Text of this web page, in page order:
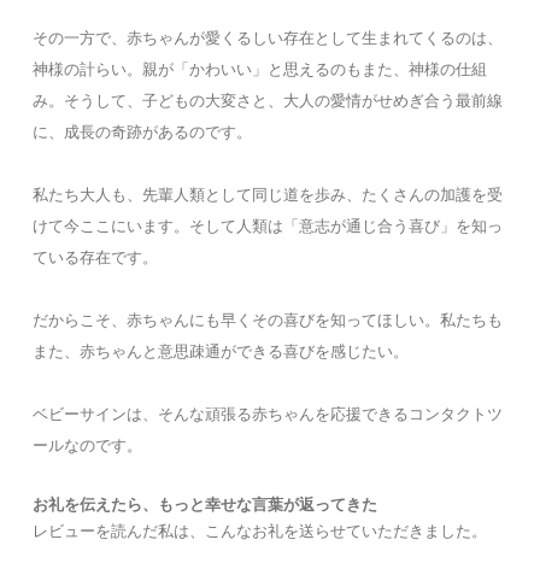
その一方で、赤ちゃんが愛くるしい存在として生まれてくるのは、
神様の計らい。親が「かわいい」と思えるのもまた、神様の仕組
み。そうして、子どもの大変さと、大人の愛情がせめぎ合う最前線
に、成長の奇跡があるのです。
私たち大人も、先輩人類として同じ道を歩み、たくさんの加護を受
けて今ここにいます。そして人類は「意志が通じ合う喜び」を知っ
ている存在です。
だからこそ、赤ちゃんにも早くその喜びを知ってほしい。私たちも
また、赤ちゃんと意思疎通ができる喜びを感じたい。
ベビーサインは、そんな頑張る赤ちゃんを応援できるコンタクトツ
ールなのです。
お礼を伝えたら、もっと幸せな言葉が返ってきた
レビューを読んだ私は、こんなお礼を送らせていただきました。